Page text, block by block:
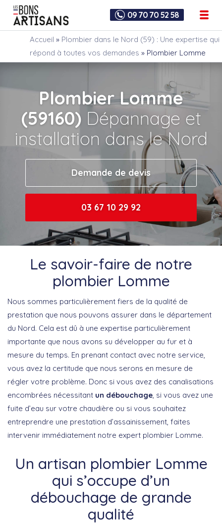
09 70 70 52 58
Accueil » Plombier dans le Nord (59) : Une expertise qui
répond à toutes vos demandes » Plombier Lomme
Plombier Lomme
(59160)Dépannage et
installation dans le Nord
Demande de devis
03 67 10 29 92
Le savoir-faire de notre
plombier Lomme
Nous sommes particulièrement fiers de la qualité de
prestation que nous pouvons assurer dans le département
du Nord. Cela est dû à une expertise particulièrement
importante que nous avons su développer au fur et à
mesure du temps. En prenant contact avec notre service,
vous avez la certitude que nous serons en mesure de
régler votre problème. Donc si vous avez des canalisations
encombrées nécessitant un débouchage , si vous avez une
fuite d’eau sur votre chaudière ou si vous souhaitez
entreprendre une prestation d’assainissement, faites
intervenir immédiatement notre expert plombier Lomme.
Un artisan plombier Lomme
qui s’occupe d’un
débouchage de grande
qualité